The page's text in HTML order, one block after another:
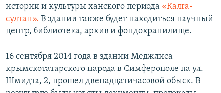
истории и культуры ханского периода «Калга-
султан». В здании также будет находиться научный
центр, библиотека, архив и фондохранилище.
16 сентября 2014 года в здании Меджлиса
крымскотатарского народа в Симферополе на ул.
Шмидта, 2, прошел двенадцатичасовой обыск. В